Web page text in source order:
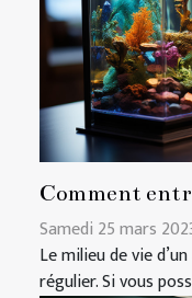
Comment
Samedi 25 mars
Le milieu de vie
régulier. Si vous